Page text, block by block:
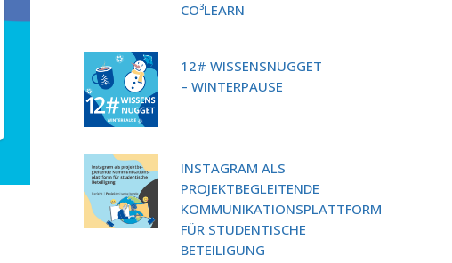
CO³LEARN
12# WISSENSNUGGET
– WINTERPAUSE
INSTAGRAM ALS
PROJEKTBEGLEITENDE
KOMMUNIKATIONSPLATTFORM
FÜR STUDENTISCHE
BETEILIGUNG